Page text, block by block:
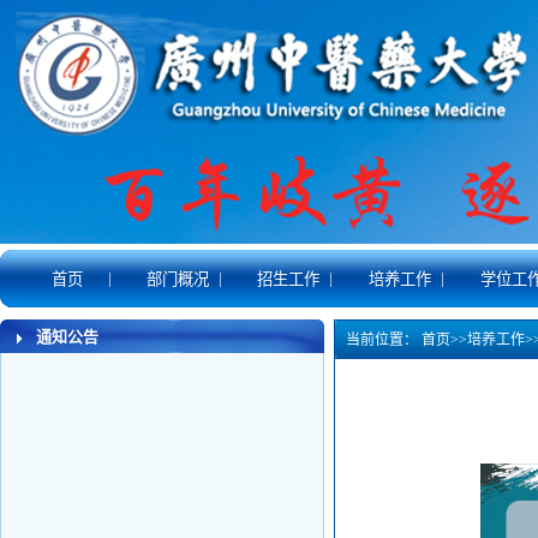
首页 | 部门概况 | 招生工作 | 培养工作 | 学位工
通知公告 当前位置： 首页>>培养工作